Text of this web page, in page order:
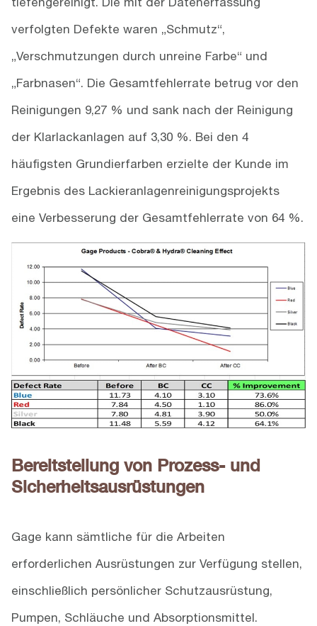
verfolgten Defekte waren „Schmutz“,
„Verschmutzungen durch unreine Farbe“ und
„Farbnasen“. Die Gesamtfehlerrate betrug vor den
Reinigungen 9,27 % und sank nach der Reinigung
der Klarlackanlagen auf 3,30 %. Bei den 4
häufigsten Grundierfarben erzielte der Kunde im
Ergebnis des Lackieranlagenreinigungsprojekts
eine Verbesserung der Gesamtfehlerrate von 64 %.
Bereitstellung von Prozess- und
Sicherheitsausrüstungen
Gage kann sämtliche für die Arbeiten
erforderlichen Ausrüstungen zur Verfügung stellen,
einschließlich persönlicher Schutzausrüstung,
Pumpen, Schläuche und Absorptionsmittel.